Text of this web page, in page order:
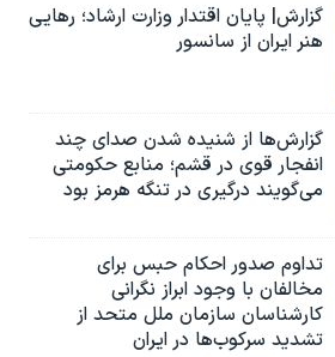
گزارش| پایان اقتدار وزارت ارشاد؛ رهایی
هنر ایران از سانسور
گزارش‌ها از شنیده شدن صدای چند
انفجار قوی در قشم؛ منابع حکومتی
می‌گویند درگیری در تنگه هرمز بود
تداوم صدور احکام حبس برای
مخالفان با وجود ابراز نگرانی
کارشناسان سازمان ملل متحد از
تشدید سرکوب‌ها در ایران